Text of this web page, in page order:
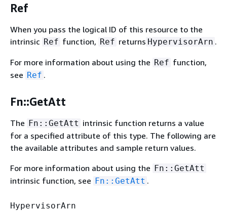
Ref
When you pass the logical ID of this resource to the
intrinsic Ref function, Ref returns HypervisorArn .
For more information about using the Ref function,
see Ref .
Fn::GetAtt
The Fn::GetAtt intrinsic function returns a value
for a specified attribute of this type. The following are
the available attributes and sample return values.
For more information about using the Fn::GetAtt
intrinsic function, see Fn::GetAtt .
HypervisorArn